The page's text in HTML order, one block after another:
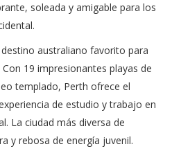
soleada y amigable para los
australiano favorito para
19 impresionantes playas de
templado, Perth ofrece el
de estudio y trabajo en
La ciudad más diversa de
y rebosa de energía juvenil.